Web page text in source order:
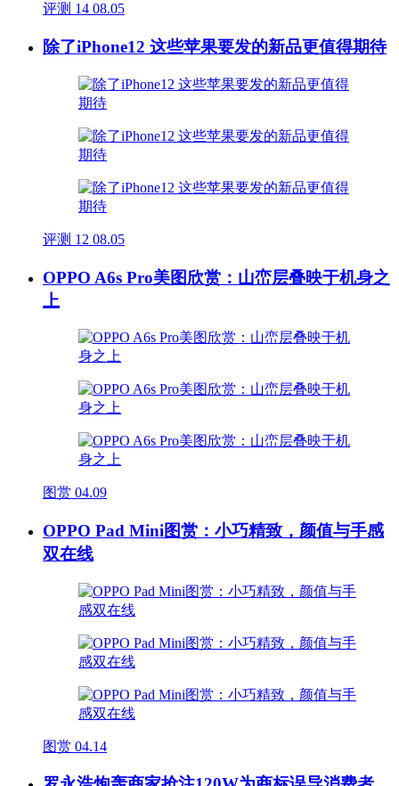
评测 14 08.05
除了iPhone12 这些苹果要发的新品更值得期待
评测 12 08.05
OPPO A6s Pro美图欣赏：山峦层叠映于机身之
上
图赏 04.09
OPPO Pad Mini图赏：小巧精致，颜值与手感
双在线
图赏 04.14